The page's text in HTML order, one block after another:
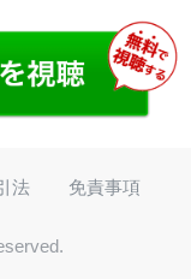
法 免責事項